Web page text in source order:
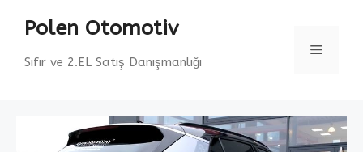
Polen Otomotiv
Sıfır ve 2.EL Satış Danışmanlığı